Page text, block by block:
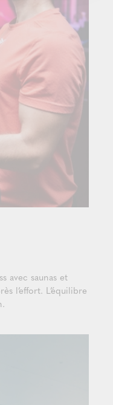
avec saunas et
l’effort. L’équilibre